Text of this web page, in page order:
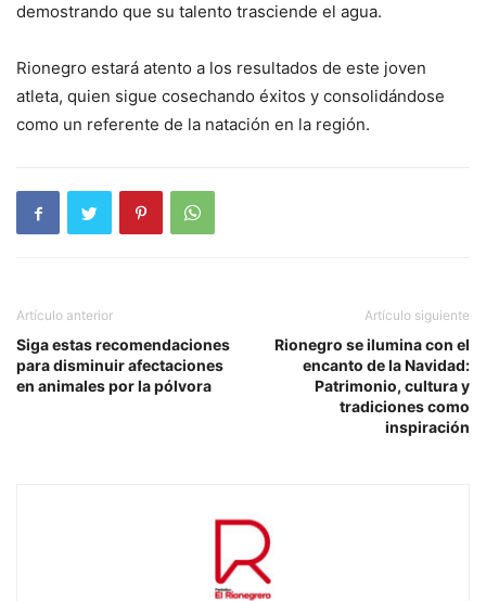
demostrando que su talento trasciende el agua.
Rionegro estará atento a los resultados de este joven
atleta, quien sigue cosechando éxitos y consolidándose
como un referente de la natación en la región.
Artículo anterior
Siga estas recomendaciones
para disminuir afectaciones
en animales por la pólvora
Artículo siguiente
Rionegro se ilumina con el
encanto de la Navidad:
Patrimonio, cultura y
tradiciones como
inspiración